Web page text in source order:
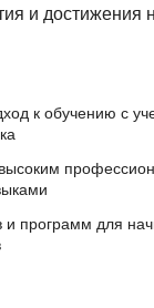
и достижения
к обучению с
и программ для